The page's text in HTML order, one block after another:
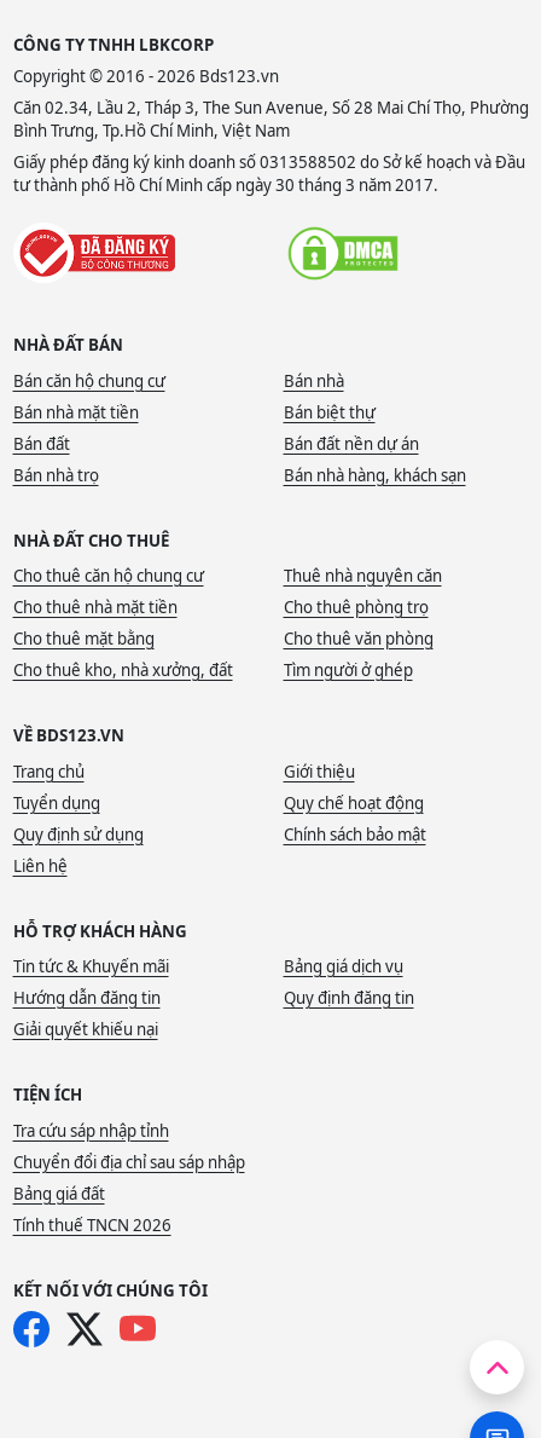
CÔNG TY TNHH LBKCORP
Copyright © 2016 - 2026 Bds123.vn
Căn 02.34, Lầu 2, Tháp 3, The Sun Avenue, Số 28 Mai Chí Thọ, Phường
Bình Trưng, Tp.Hồ Chí Minh, Việt Nam
Giấy phép đăng ký kinh doanh số 0313588502 do Sở kế hoạch và Đầu
tư thành phố Hồ Chí Minh cấp ngày 30 tháng 3 năm 2017.
NHÀ ĐẤT BÁN
Bán căn hộ chung cư
Bán nhà
Bán nhà mặt tiền
Bán biệt thự
Bán đất
Bán đất nền dự án
Bán nhà trọ
Bán nhà hàng, khách sạn
NHÀ ĐẤT CHO THUÊ
Cho thuê căn hộ chung cư
Thuê nhà nguyên căn
Cho thuê nhà mặt tiền
Cho thuê phòng trọ
Cho thuê mặt bằng
Cho thuê văn phòng
Cho thuê kho, nhà xưởng, đất
Tìm người ở ghép
VỀ BDS123.VN
Trang chủ
Giới thiệu
Tuyển dụng
Quy chế hoạt động
Quy định sử dụng
Chính sách bảo mật
Liên hệ
HỖ TRỢ KHÁCH HÀNG
Tin tức & Khuyến mãi
Bảng giá dịch vụ
Hướng dẫn đăng tin
Quy định đăng tin
Giải quyết khiếu nại
TIỆN ÍCH
Tra cứu sáp nhập tỉnh
Chuyển đổi địa chỉ sau sáp nhập
Bảng giá đất
Tính thuế TNCN 2026
KẾT NỐI VỚI CHÚNG TÔI